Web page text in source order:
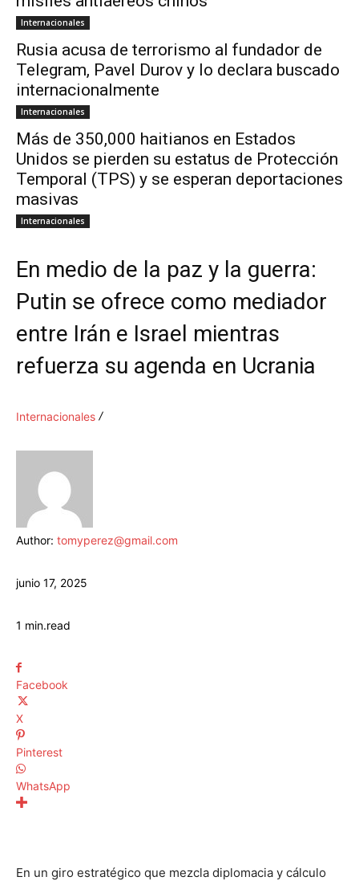
Internacionales
Rusia acusa de terrorismo al fundador de
Telegram, Pavel Durov y lo declara buscado
internacionalmente
Internacionales
Más de 350,000 haitianos en Estados
Unidos se pierden su estatus de Protección
Temporal (TPS) y se esperan deportaciones
masivas
Internacionales
En medio de la paz y la guerra:
Putin se ofrece como mediador
entre Irán e Israel mientras
refuerza su agenda en Ucrania
Internacionales
Author: tomyperez@gmail.com
junio 17, 2025
1 min.read
Facebook
X
Pinterest
WhatsApp
En un giro estratégico que mezcla diplomacia y cálculo